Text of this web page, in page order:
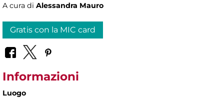
A cura di Alessandra Mauro
Gratis con la MIC card
Informazioni
Luogo